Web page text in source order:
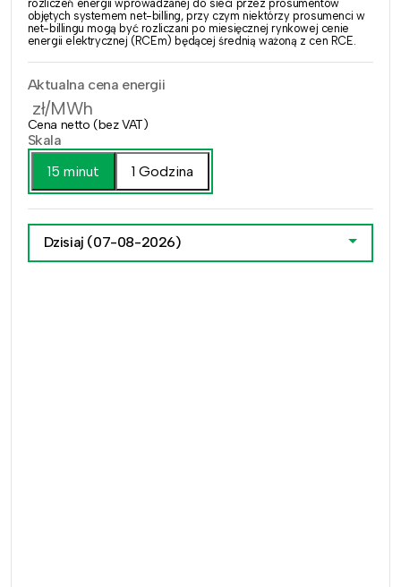
rozliczeń energii wprowadzanej do sieci przez prosumentów
objętych systemem net-billing, przy czym niektórzy prosumenci w
net-billingu mogą być rozliczani po miesięcznej rynkowej cenie
energii elektrycznej (RCEm) będącej średnią ważoną z cen RCE.
Aktualna cena energii
zł/MWh
Cena netto (bez VAT)
Skala
15 minut
1 Godzina
Dzisiaj (07-08-2026)